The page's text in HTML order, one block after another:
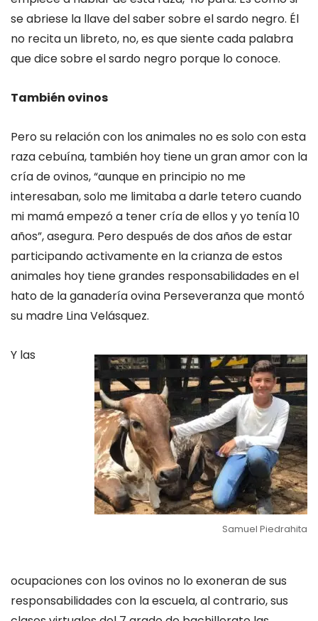
se abriese la llave del saber sobre el sardo negro. Él
no recita un libreto, no, es que siente cada palabra
que dice sobre el sardo negro porque lo conoce.
También ovinos
Pero su relación con los animales no es solo con esta
raza cebuína, también hoy tiene un gran amor con la
cría de ovinos, “aunque en principio no me
interesaban, solo me limitaba a darle tetero cuando
mi mamá empezó a tener cría de ellos y yo tenía 10
años”, asegura. Pero después de dos años de estar
participando activamente en la crianza de estos
animales hoy tiene grandes responsabilidades en el
hato de la ganadería ovina Perseveranza que montó
su madre Lina Velásquez.
Samuel Piedrahita
Y las
ocupaciones con los ovinos no lo exoneran de sus
responsabilidades con la escuela, al contrario, sus